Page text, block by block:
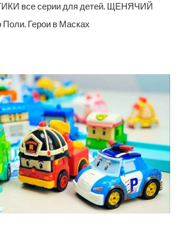
все серии для детей. ЩЕНЯЧИЙ
Герои в Масках